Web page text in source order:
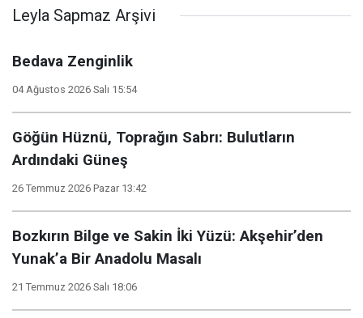
Leyla Sapmaz Arşivi
Bedava Zenginlik
04 Ağustos 2026 Salı 15:54
Göğün Hüznü, Toprağın Sabrı: Bulutların
Ardındaki Güneş
26 Temmuz 2026 Pazar 13:42
​Bozkırın Bilge ve Sakin İki Yüzü: Akşehir’den
Yunak’a Bir Anadolu Masalı
21 Temmuz 2026 Salı 18:06